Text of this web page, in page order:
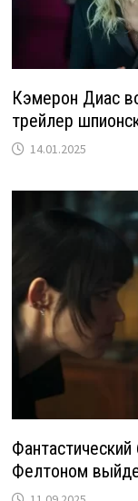
Кэмерон Диас
трейлер
14.01.2025
Фелтоном